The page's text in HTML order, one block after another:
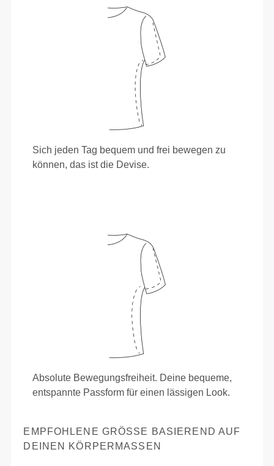
Sich jeden Tag bequem und frei bewegen zu
können, das ist die Devise.
Absolute Bewegungsfreiheit. Deine bequeme,
entspannte Passform für einen lässigen Look.
EMPFOHLENE GRÖSSE BASIEREND AUF D
EINEN KÖRPERMASSEN